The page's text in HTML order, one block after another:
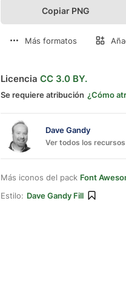
Copiar PNG
Más formatos
Licencia CC 3.0 BY.
Se requiere atribución ¿Cómo
Dave Gandy
Ver todos los
Más iconos del pack Font
Estilo: Dave Gandy Fill